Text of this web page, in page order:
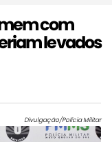
com
levados
Divulgação/Polícia Militar